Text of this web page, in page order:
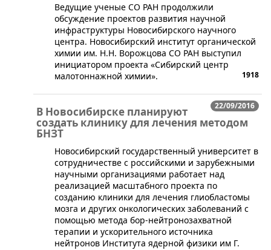
​Ведущие ученые СО РАН продолжили
обсуждение проектов развития научной
инфраструктуры Новосибирского научного
центра. Новосибирский институт органической
химии им. Н.Н. Ворожцова СО РАН выступил
инициатором проекта «Сибирский центр
малотоннажной химии».
1918
22/09/2016
В Новосибирске планируют
создать клинику для лечения методом
БНЗТ
​Новосибирский государственный университет в
сотрудничестве с российскими и зарубежными
научными организациями работает над
реализацией масштабного проекта по
созданию клиники для лечения глиобластомы
мозга и других онкологических заболеваний с
помощью метода бор-нейтронозахватной
терапии и ускорительного источника
нейтронов Института ядерной физики им Г.